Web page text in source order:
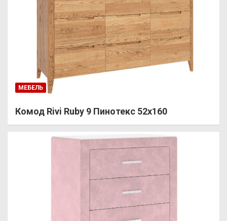
МЕБЕЛЬ
Комод Rivi Ruby 9 Пинотекс 52х160